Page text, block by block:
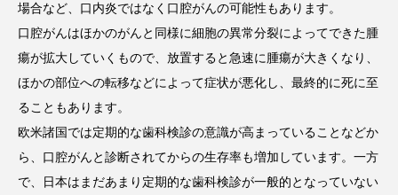
場合など、口内炎ではなく口腔がんの可能性もあります。
口腔がんはほかのがんと同様に細胞の異常分裂によってできた腫
瘍が拡大していくもので、放置すると急速に腫瘍が大きくなり、
ほかの部位への転移などによって症状が悪化し、最終的に死に至
ることもあります。
欧米諸国では定期的な歯科検診の意識が高まっていることなどか
ら、口腔がんと診断されてからの生存率も増加しています。一方
で、日本はまだあまり定期的な歯科検診が一般的となっていない